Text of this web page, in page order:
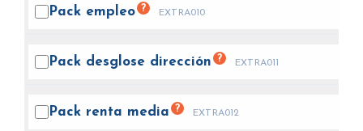
Pack empleo ? EXTRA010
Pack desglose dirección ? EXTRA011
Pack renta media ? EXTRA012